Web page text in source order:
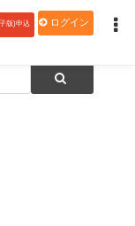
版)申込 ログイン